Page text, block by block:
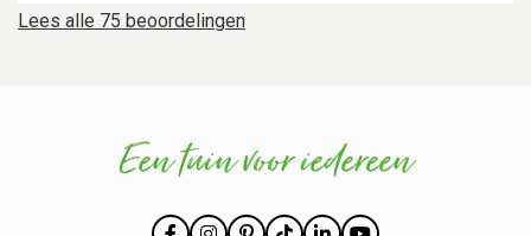
Lees alle 75 beoordelingen
Een tuin voor iedereen